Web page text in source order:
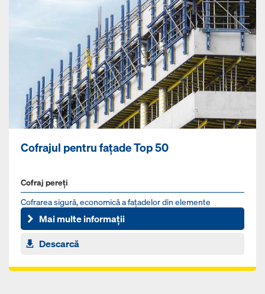
Cofrajul pentru faţade Top 50
Cofraj pereți
Cofrarea sigură, economică a faţadelor din elemente
prefabricate
Mai multe informații
Descarcă